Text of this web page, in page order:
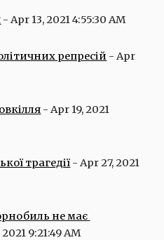
- Apr 13, 2021 4:55:30 AM
репресій - Apr
- Apr 19, 2021
трагедії - Apr 27, 2021
не має
9:21:49 AM